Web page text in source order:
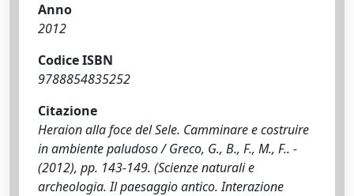
Anno
2012
Codice ISBN
9788854835252
Citazione
Heraion alla foce del Sele. Camminare e costruire
in ambiente paludoso / Greco, G., B., F., M., F.. -
(2012), pp. 143-149. (Scienze naturali e
archeologia. Il paesaggio antico. Interazione